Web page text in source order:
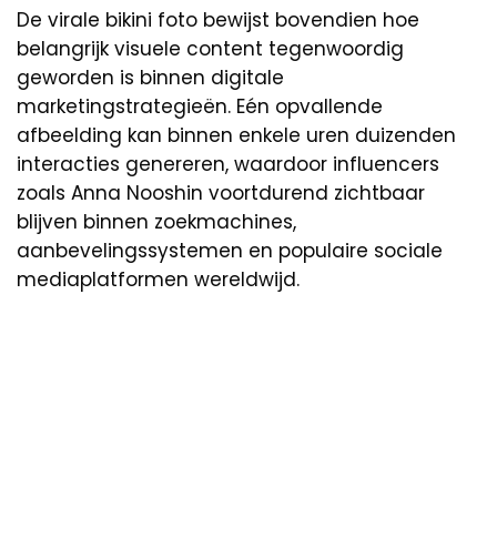
De virale bikini foto bewijst bovendien hoe
belangrijk visuele content tegenwoordig
geworden is binnen digitale
marketingstrategieën. Eén opvallende
afbeelding kan binnen enkele uren duizenden
interacties genereren, waardoor influencers
zoals Anna Nooshin voortdurend zichtbaar
blijven binnen zoekmachines,
aanbevelingssystemen en populaire sociale
mediaplatformen wereldwijd.